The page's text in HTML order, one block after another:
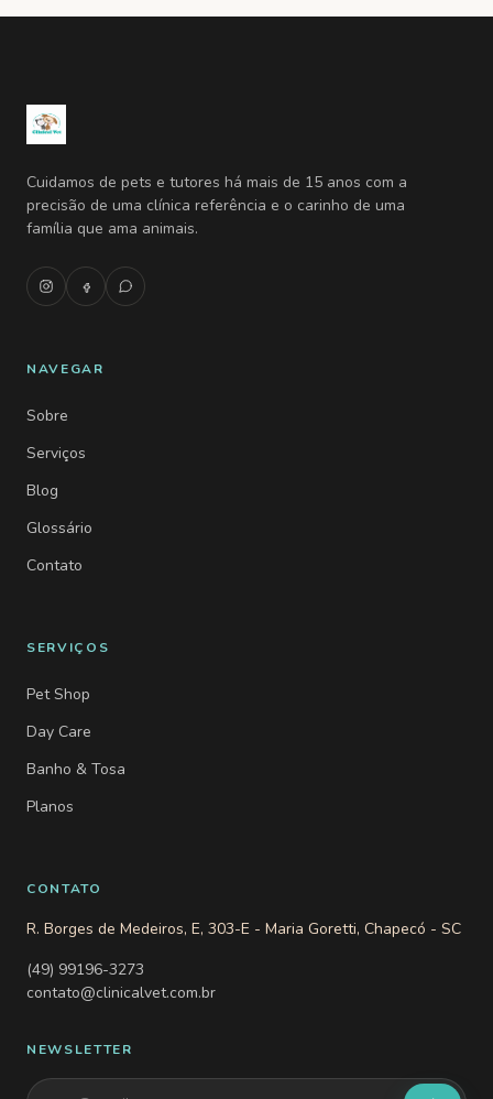
Cuidamos de pets e tutores há mais de 15 anos com a
precisão de uma clínica referência e o carinho de uma
família que ama animais.
NAVEGAR
Sobre
Serviços
Blog
Glossário
Contato
SERVIÇOS
Pet Shop
Day Care
Banho & Tosa
Planos
CONTATO
R. Borges de Medeiros, E, 303-E - Maria Goretti, Chapecó - SC
(49) 99196-3273
contato@clinicalvet.com.br
NEWSLETTER